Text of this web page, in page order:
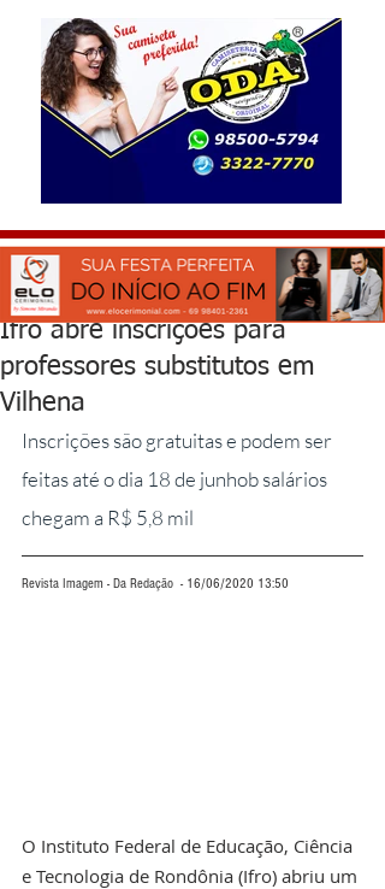
Ifro abre inscrições para
professores substitutos em
Vilhena
Inscrições são gratuitas e podem ser
feitas até o dia 18 de junhob salários
chegam a R$ 5,8 mil
Revista Imagem - Da Redação  - 16/06/2020 13:50
O Instituto Federal de Educação, Ciência
e Tecnologia de Rondônia (Ifro) abriu um